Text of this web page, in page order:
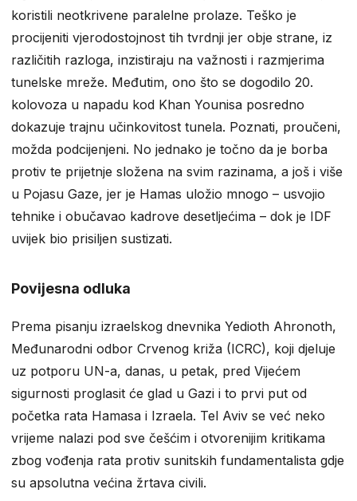
koristili neotkrivene paralelne prolaze. Teško je
procijeniti vjerodostojnost tih tvrdnji jer obje strane, iz
različitih razloga, inzistiraju na važnosti i razmjerima
tunelske mreže. Međutim, ono što se dogodilo 20.
kolovoza u napadu kod Khan Younisa posredno
dokazuje trajnu učinkovitost tunela. Poznati, proučeni,
možda podcijenjeni. No jednako je točno da je borba
protiv te prijetnje složena na svim razinama, a još i više
u Pojasu Gaze, jer je Hamas uložio mnogo – usvojio
tehnike i obučavao kadrove desetljećima – dok je IDF
uvijek bio prisiljen sustizati.
Povijesna odluka
Prema pisanju izraelskog dnevnika Yedioth Ahronoth,
Međunarodni odbor Crvenog križa (ICRC), koji djeluje
uz potporu UN-a, danas, u petak, pred Vijećem
sigurnosti proglasit će glad u Gazi i to prvi put od
početka rata Hamasa i Izraela. Tel Aviv se već neko
vrijeme nalazi pod sve češćim i otvorenijim kritikama
zbog vođenja rata protiv sunitskih fundamentalista gdje
su apsolutna većina žrtava civili.